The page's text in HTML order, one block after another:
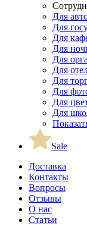
Для
Для
Для
Для
Для
Для
Для
Для
Для
Для
Sale
Доставка
Контакты
Вопросы
Отзывы
О нас
Статьи